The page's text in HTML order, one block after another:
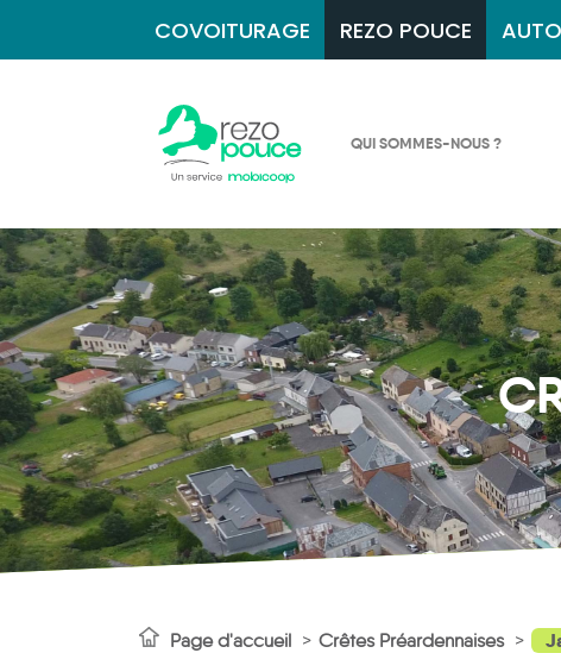
COVOITURAGE REZO POUCE
QUI SOMMES-NOUS ?
Page d'accueil Crêtes Préardennaises